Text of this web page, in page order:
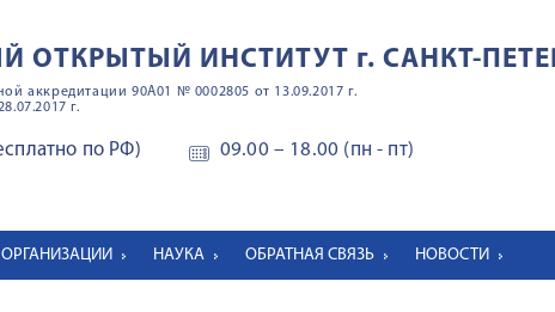
ОТКРЫТЫЙ ИНСТИТУТ г. САНКТ-
аккредитации 90А01 № 0002805 от 13.09.2017 г.
г.
по РФ) 09.00 – 18.00 (пн - пт)
НАУКА ОБРАТНАЯ СВЯЗЬ НОВОСТИ